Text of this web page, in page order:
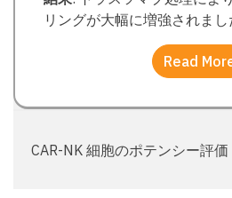
リングが大幅に増強されまし
Read
CAR-NK 細胞のポテンシー評価